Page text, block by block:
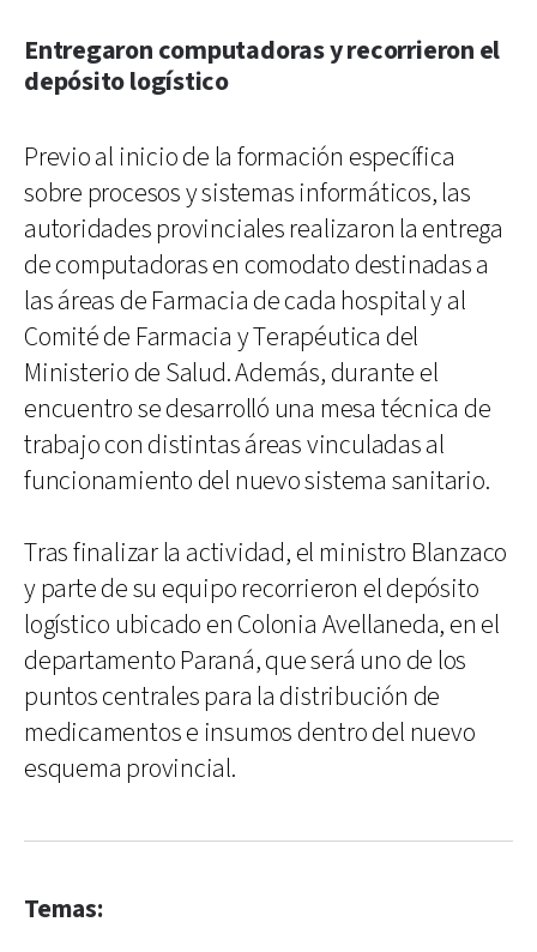
Entregaron computadoras y recorrieron el
depósito logístico
Previo al inicio de la formación específica
sobre procesos y sistemas informáticos, las
autoridades provinciales realizaron la entrega
de computadoras en comodato destinadas a
las áreas de Farmacia de cada hospital y al
Comité de Farmacia y Terapéutica del
Ministerio de Salud. Además, durante el
encuentro se desarrolló una mesa técnica de
trabajo con distintas áreas vinculadas al
funcionamiento del nuevo sistema sanitario.
Tras finalizar la actividad, el ministro Blanzaco
y parte de su equipo recorrieron el depósito
logístico ubicado en Colonia Avellaneda, en el
departamento Paraná, que será uno de los
puntos centrales para la distribución de
medicamentos e insumos dentro del nuevo
esquema provincial.
Temas: